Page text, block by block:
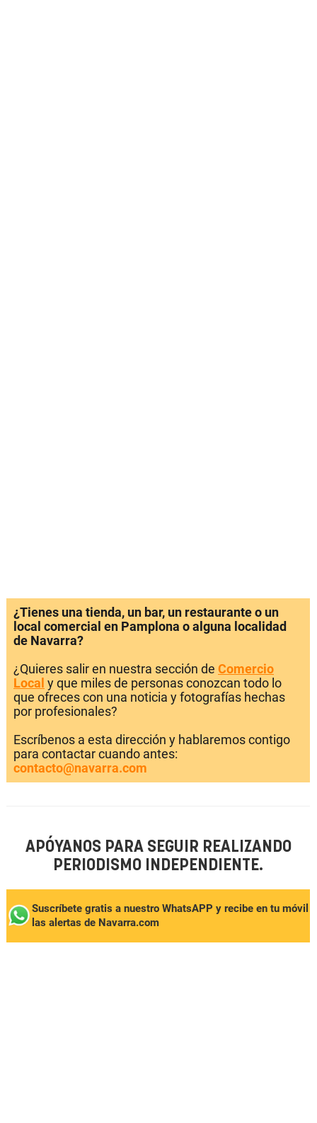
¿Tienes una tienda, un bar, un restaurante o un
local comercial en Pamplona o alguna localidad
de Navarra?
¿Quieres salir en nuestra sección de Comercio
Local y que miles de personas conozcan todo lo
que ofreces con una noticia y fotografías hechas
por profesionales?
Escríbenos a esta dirección y hablaremos contigo
para contactar cuando antes:
contacto@navarra.com
APÓYANOS PARA SEGUIR REALIZANDO
PERIODISMO INDEPENDIENTE.
Suscríbete gratis a nuestro WhatsAPP y recibe en tu móvil
las alertas de Navarra.com